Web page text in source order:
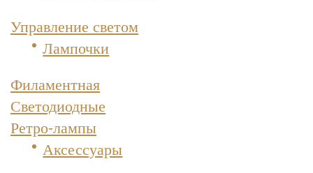
Управление светом
Лампочки
Филаментная
Светодиодные
Ретро-лампы
Аксессуары